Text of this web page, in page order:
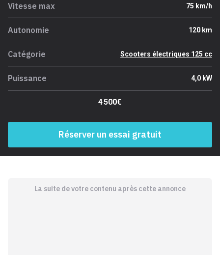
Vitesse max 75 km/h
Autonomie 120 km
Catégorie Scooters électriques 125 cc
Puissance 4,0 kW
4 500€
Réserver un essai gratuit
La suite de votre contenu après cette annonce